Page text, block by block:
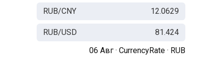
RUB/CNY 12.0629
RUB/USD
81.424
06 Авг · CurrencyRate · RUB